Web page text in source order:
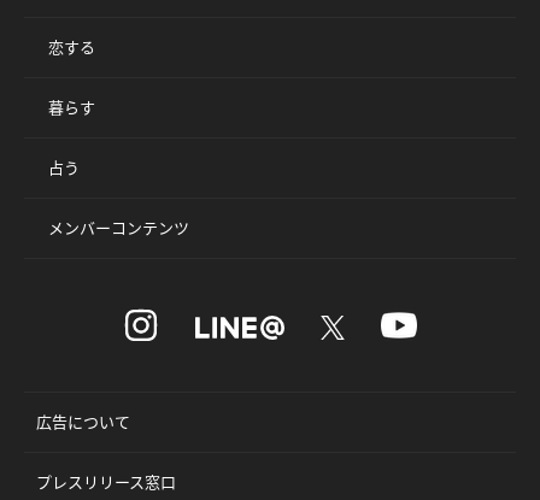
恋する
暮らす
占う
メンバーコンテンツ
広告について
プレスリリース窓口